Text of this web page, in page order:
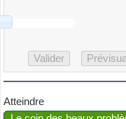
Atteindre